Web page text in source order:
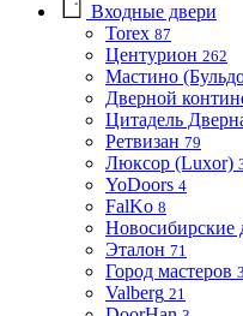
Входные двери
Torex 87
Центурион 262
Мастино
Дверной
Цитадель
Ретвизан 79
Люксор (Luxor)
YoDoors 4
FalKo 8
Новосибирские
Эталон 71
Город мастеров
Valberg 21